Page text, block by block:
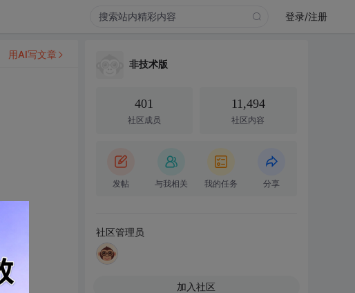
登录/注册
用AI写文章
非技术版
401
社区成员
11,494
社区内容
发帖 与我相关 我的任务 分享
社区管理员
加入社区